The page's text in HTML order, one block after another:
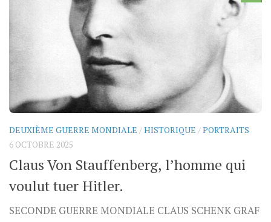
DEUXIÈME GUERRE MONDIALE /HISTORIQUE /PORTRAITS
6 OCTOBRE 2025
Claus Von Stauffenberg, l’homme qui
voulut tuer Hitler.
SECONDE GUERRE MONDIALE CLAUS SCHENK GRAF